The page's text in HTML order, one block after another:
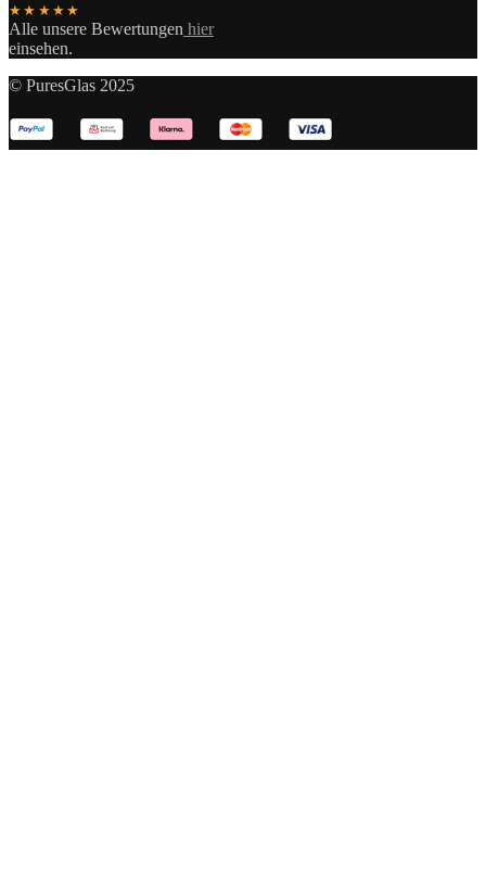
★★★★★
Alle unsere Bewertungen hier
einsehen.
© PuresGlas 2025